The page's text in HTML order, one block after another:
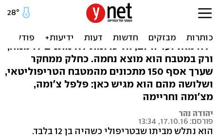
טעמים מטריפולי: 3 מתכונים
עמוס גואטה נולד בטריפולי וגורש מביתו כשהיה
ילד. מאז ועד היום, הזיכרונות לא נותנים לו מנוח,
ורק במטבח הוא מוצא נחמה. כחלק ממחקר
שערך אסף 150 מתכונים מהמטבח הטריפוליטאי,
ושלושה מהם הוא מגיש כאן: פלפל צ'ומה,
מצ'ומה וחריימה
יהודה נהר
פורסם: 17.10.16, 13:34
הוא נתלש מביתו שבטריפולי כשהיה בן 12 בלבד.